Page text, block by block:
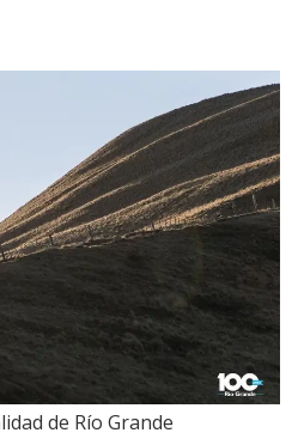
de Río Grande